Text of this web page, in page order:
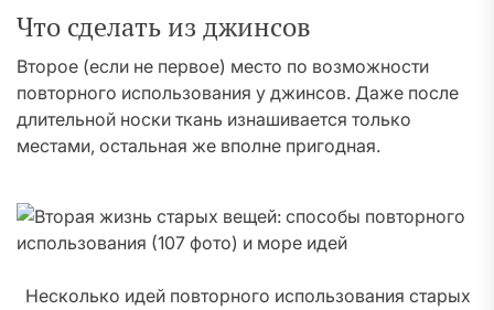
Что сделать из джинсов
Второе (если не первое) место по возможности
повторного использования у джинсов. Даже после
длительной носки ткань изнашивается только
местами, остальная же вполне пригодная.
Несколько идей повторного использования старых